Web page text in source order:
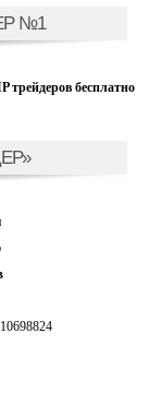
№1
трейдеров бесплатно